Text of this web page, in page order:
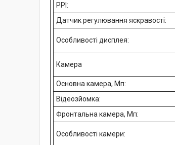
PPI:
Датчик регулювання яскравості:
Особливості дисплея:
Камера
Основна камера, Мп:
Відеозйомка:
Фронтальна камера, Мп:
Особливості камери: